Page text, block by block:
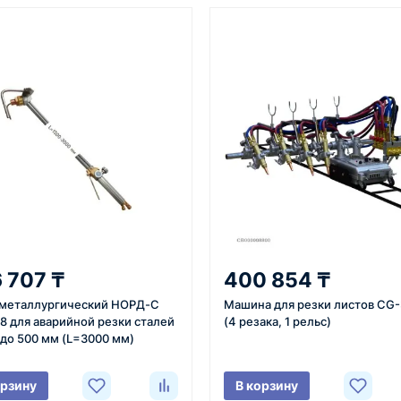
с
товара,
и условия
рассчитываем стоимость
товара и
ориентировочную
готовим счёт,
принимаем
707 ₸
НОРД-С
для аварийной резки сталей
500 мм (L=3000 мм)
400 854 ₸
Машина для резки листов
(4 резака, 1 рельс)
В корзину